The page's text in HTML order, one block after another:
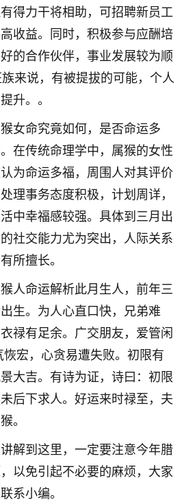
得力干将相助，可招聘新员工
收益。同时，积极参与应酬培
的合作伙伴，事业发展较为顺
来说，有被提拔的可能，个人
升。。
女命究竟如何，是否命运多
在传统命理学中，属猴的女性
为命运多福，周围人对其评价
理事务态度积极，计划周详，
中幸福感较强。具体到三月出
社交能力尤为突出，人际关系
所擅长。
人命运解析此月生人，前年三
生。为人心直口快，兄弟难
禄有足余。广交朋友，爱管闲
宏，心贪易遭失败。初限有
大吉。有诗为证，诗曰：初限
后下求人。好运来时禄至，夫
。
解到这里，一定要注意今年腊
以免引起不必要的麻烦，大家
系小编。
9
看，有没有人给个联系方式的啊？
师微信：gjsy0624
12
想要！
15
法事？我想给我奶奶做超度，她今年
我母亲前年离世，刚开始我经常
后来也是朋友介绍，找到慧来老
度法事，做梦再也没有梦到过
半信半疑的，图个心安，给亡母
来，人不信也不行。
我对这些很感兴趣
15